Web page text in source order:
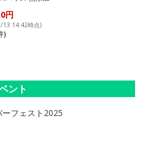
円
13 14:42時点)
)
ント
フェスト2025